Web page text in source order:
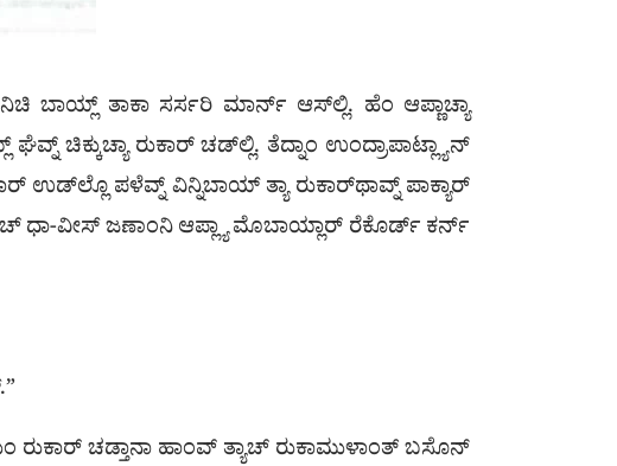
ಬಾಯ್ಲ್ ತಾಕಾ ಸರ್ಸರಿ ಮಾರ್ನ್ ಆಸ್‌ಲ್ಲಿ. ಹೆಂ ಆಪ್ಣಾಚ್ಯಾ
ಚಿಕ್ಕುಚ್ಯಾ ರುಕಾರ್ ಚಡ್‌ಲ್ಲಿ. ತೆದ್ನಾಂ ಉಂದ್ರಾಪಾಟ್ಲ್ಯಾನ್
ಪಳೆವ್ನ್ ವಿನ್ನಿಬಾಯ್ ತ್ಯಾ ರುಕಾರ್‌ಥಾವ್ನ್ ಪಾಕ್ಯಾರ್
ಧಾ-ವೀಸ್ ಜಣಾಂನಿ ಆಪ್ಲ್ಯಾ ಮೊಬಾಯ್ಲಾರ್ ರೆಕೊರ್ಡ್ ಕರ್ನ್
ರುಕಾರ್ ಚಡ್ತಾನಾ ಹಾಂವ್ ತ್ಯಾಚ್ ರುಕಾಮುಳಾಂತ್ ಬಸೊನ್